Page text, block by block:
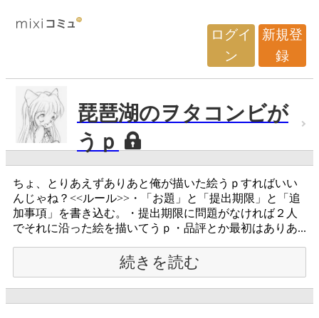
ログイ
ン
新規登
録
琵琶湖のヲタコンビが
うｐ
ちょ、とりあえずありあと俺が描いた絵うｐすればいい
んじゃね？<<ルール>>・「お題」と「提出期限」と「追
加事項」を書き込む。・提出期限に問題がなければ２人
でそれに沿った絵を描いてうｐ・品評とか最初はありあ...
続きを読む